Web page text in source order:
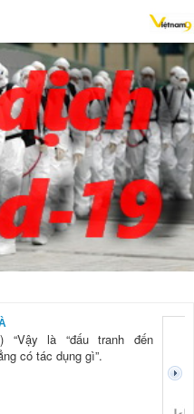
“Vậy là “đấu tranh đến
có tác dụng gì”.